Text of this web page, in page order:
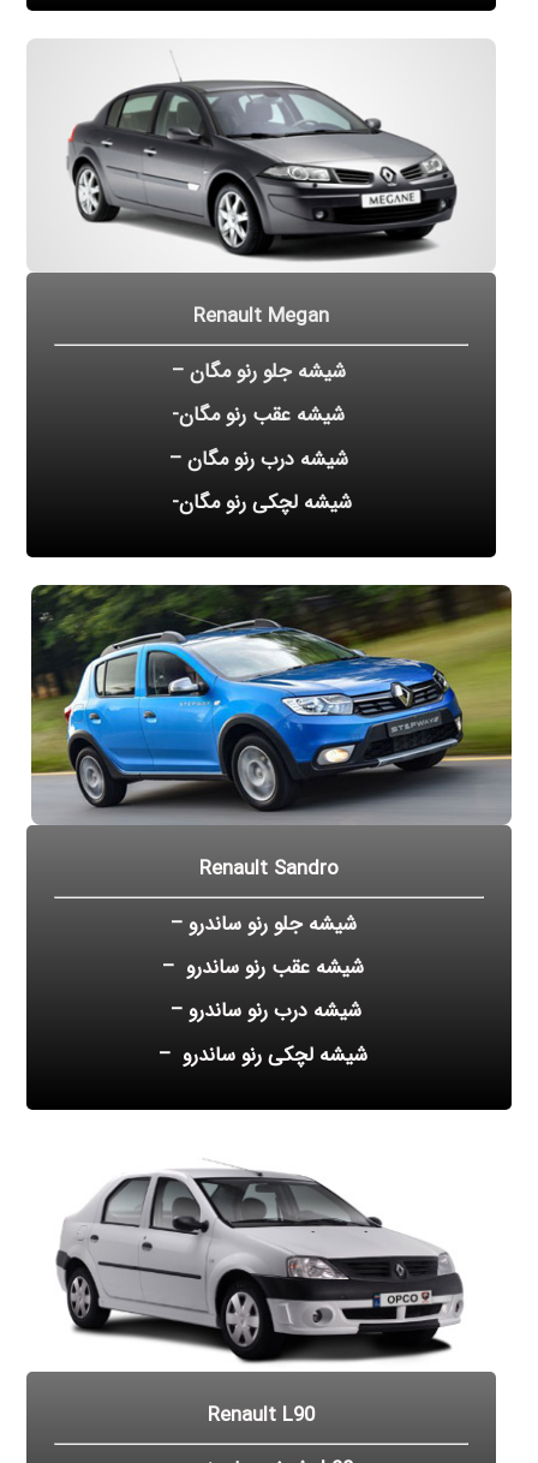
Renault Megan
شیشه جلو رنو مگان –
شیشه عقب رنو مگان-
شیشه درب رنو مگان –
شیشه لچکی رنو مگان-
Renault Sandro
شیشه جلو رنو ساندرو –
شیشه عقب رنو ساندرو –
شیشه درب رنو ساندرو –
شیشه لچکی رنو ساندرو –
Renault L90